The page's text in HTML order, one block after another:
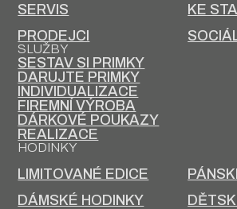
SERVIS
KE
PRODEJCI
SLUŽBY
SESTAV SI PRIMKY
DARUJTE PRIMKY
INDIVIDUALIZACE
FIREMNÍ VÝROBA
DÁRKOVÉ POUKAZY
REALIZACE
HODINKY
LIMITOVANÉ EDICE
DÁMSKÉ HODINKY